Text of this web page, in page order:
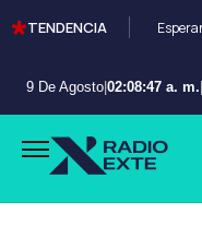
TENDENCIA
9 De Agosto 02:08:49 a. m.